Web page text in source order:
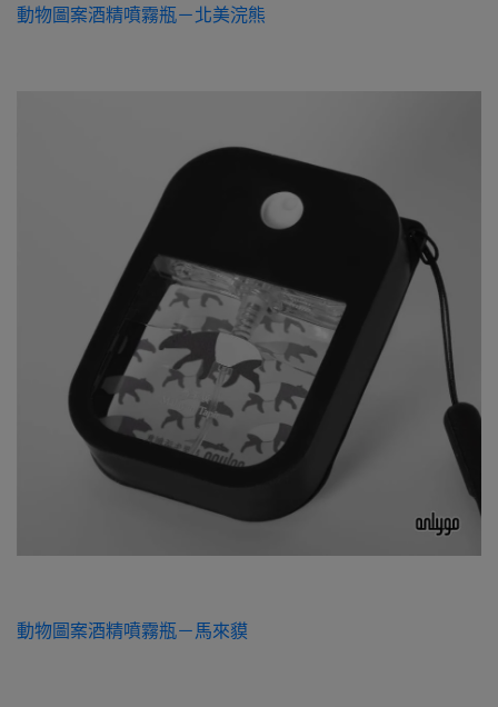
動物圖案酒精噴霧瓶－北美浣熊
動物圖案酒精噴霧瓶－馬來貘